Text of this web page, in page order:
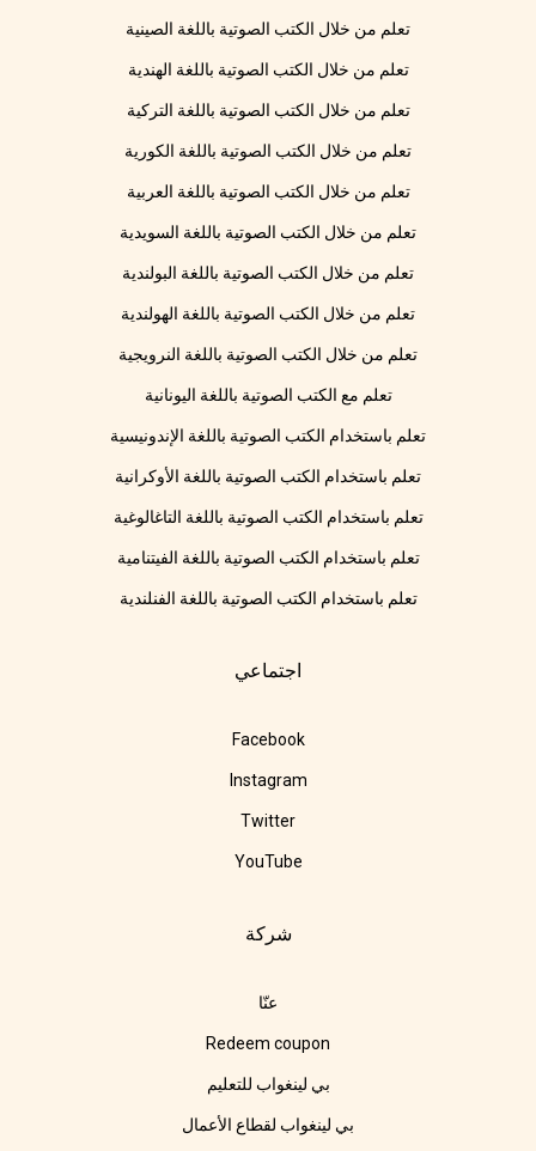
تعلم من خلال الكتب الصوتية باللغة الصينية
تعلم من خلال الكتب الصوتية باللغة الهندية
تعلم من خلال الكتب الصوتية باللغة التركية
تعلم من خلال الكتب الصوتية باللغة الكورية
تعلم من خلال الكتب الصوتية باللغة العربية
تعلم من خلال الكتب الصوتية باللغة السويدية
تعلم من خلال الكتب الصوتية باللغة البولندية
تعلم من خلال الكتب الصوتية باللغة الهولندية
تعلم من خلال الكتب الصوتية باللغة النرويجية
تعلم مع الكتب الصوتية باللغة اليونانية
تعلم باستخدام الكتب الصوتية باللغة الإندونيسية
تعلم باستخدام الكتب الصوتية باللغة الأوكرانية
تعلم باستخدام الكتب الصوتية باللغة التاغالوغية
تعلم باستخدام الكتب الصوتية باللغة الفيتنامية
تعلم باستخدام الكتب الصوتية باللغة الفنلندية
اجتماعي
Facebook
Instagram
Twitter
YouTube
شركة
عنّا
Redeem coupon
بي لينغواب للتعليم
بي لينغواب لقطاع الأعمال